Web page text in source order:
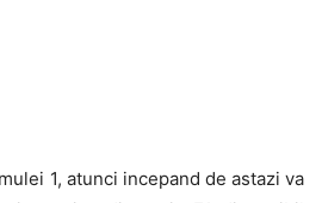
1, atunci incepand de astazi va